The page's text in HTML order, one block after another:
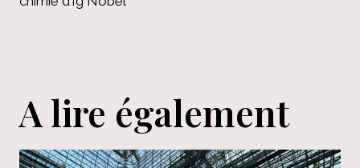
A lire également